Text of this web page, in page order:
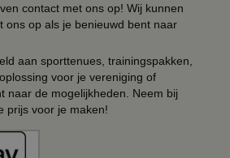
contact met ons op! Wij kunnen
ons op als je benieuwd bent naar
aan sporttenues, trainingspakken,
voor je vereniging of
naar de mogelijkheden. Neem bij
prijs voor je maken!